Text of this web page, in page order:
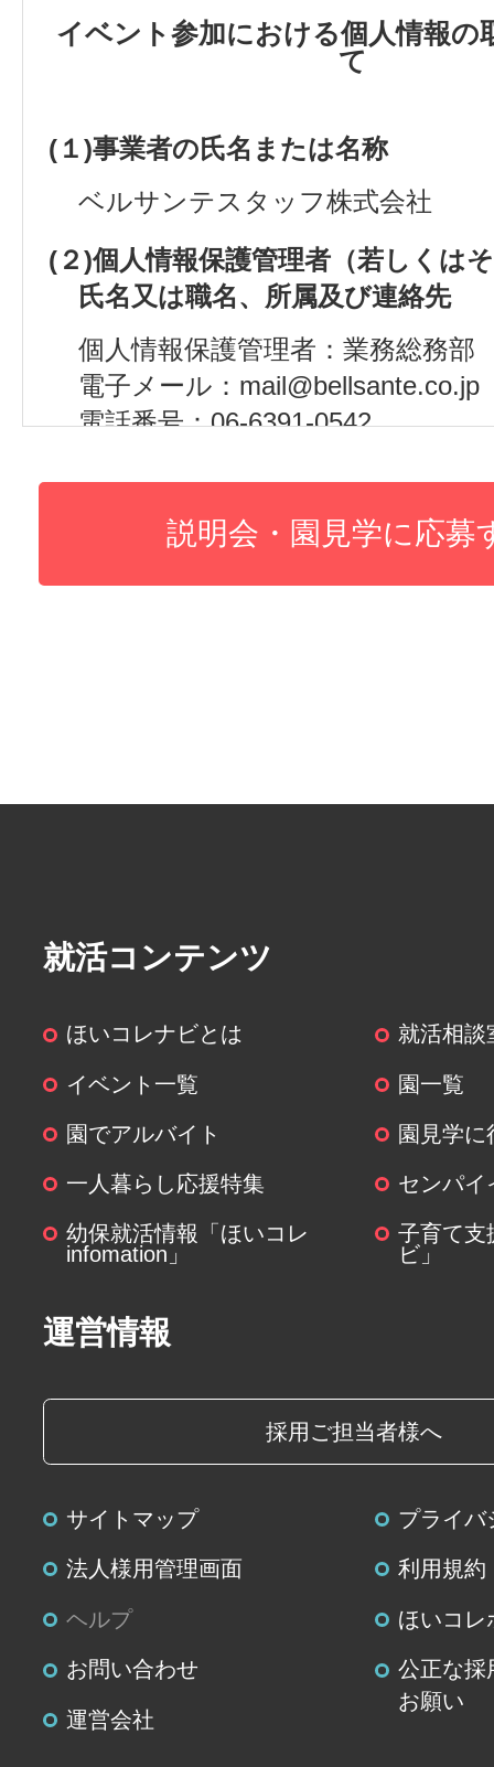
イベント参加における個人情報の
て
(１)事業者の氏名または名称
ベルサンテスタッフ株式会社
(２)個人情報保護管理者（若しくは
氏名又は職名、所属及び連絡先
個人情報保護管理者：業務総務
電子メール：mail@bellsante.co.jp
電話番号：06-6391-0542
(３)個人情報の利用目的
・各種イベントへの参加者登録の
ます。
個人情報を与えることは任意です
関する情報の一部をご提供いただ
は、ご要望にお応えできない場
(７)保有個人データの開示等および
について
ご本人からの求めにより、当社が
個人データに関する開示、利用目
容の訂正・追加または削除、利用
じます。開示等に応ずる窓口は
個人情報の取扱いに関する苦情、
の取得
クッキーやウェブビーコン等を
て、本人が容易に認識できない方
情報の取得を行っておりません。
就活コンテンツ
ほいコレナビとは 就活相談
イベント一覧 園一覧
園でアルバイト 園見学に
一人暮らし応援特集 センパイ
幼保就活情報「ほいコレ
infomation」
子育て支
ビ」
運営情報
採用ご担当者様へ
サイトマップ プライバ
法人様用管理画面 利用規約
ヘルプ ほいコレ
お問い合わせ
公正な採
お願い
運営会社